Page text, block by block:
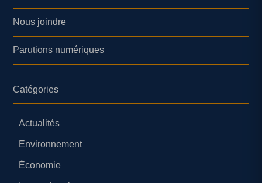
Nous joindre
Parutions numériques
Catégories
Actualités
Environnement
Économie